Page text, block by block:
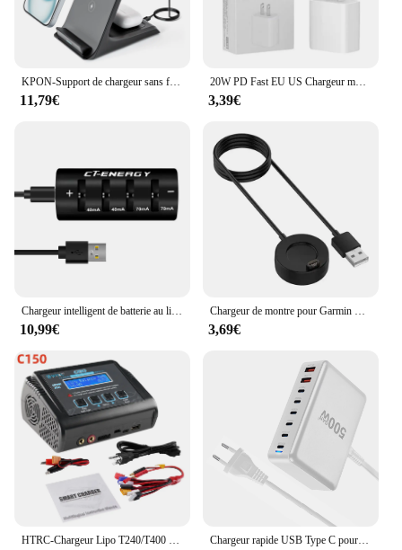
KPON-Support de chargeur sans fil 3 en 1, station de charge rapide S6 pour iPhone 16/15/14/13 Pro Max Apple iWatch 9/8/7/6/5 Airpods 3/2
11,79€
20W PD Fast EU US Chargeur mural pour iPhone 16 15 14 Plus 11 12 13 Pro Max X Poly XS 8 Charge rapide Adaptateur secteur USB-C avec boîte
3,39€
Chargeur intelligent de batterie au lithium pour voyage, 8 emplacements, 1220, 1240, 1620, 1632, 2032, 2025, 2016, 2430, 2440, 2450, 2477
10,99€
Chargeur de montre pour Garmin Forerunner, câble de charge USB, prise anti-poussière, 955, 945, 935, 255, 245, 245M, 255S, 55, 45 Music, 745, 1m
3,69€
HTRC-Chargeur Lipo T240/T400 DUO AC 150W DC 240W 10A, Écran Tactile, Canal Touriste, Balance de Batterie, Déchargeur pour Jouets RC Chargeur rapide USB Type C pour iPhone, iPhone 16, 15, Samsung, charge rapide 500, 8 ports, 3.0 W, GaN, PD, bureau